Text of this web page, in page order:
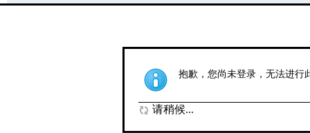
抱歉，您尚未登录，无法进行
请稍候...